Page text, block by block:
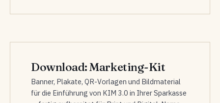
Download: Marketing-Kit
Banner, Plakate, QR-Vorlagen und Bildmaterial
für die Einführung von KIM 3.0 in Ihrer Sparkasse